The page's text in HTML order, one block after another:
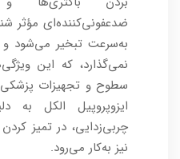
ضدعفونی‌کننده‌ای مؤثر
به‌سرعت تبخیر می‌شود و
نمی‌گذارد، که این
سطوح و تجهیزات
ایزوپروپیل الکل به
چربی‌زدایی، در تمیز
نیز به‌کار می‌رود.